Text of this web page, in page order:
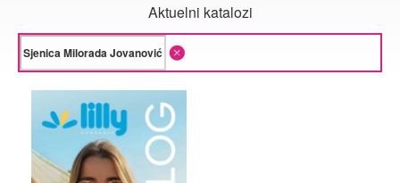
Aktuelni katalozi